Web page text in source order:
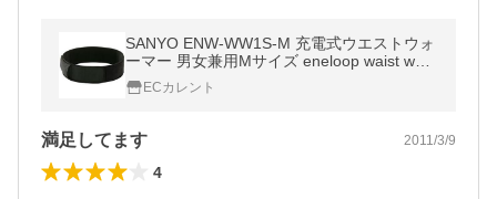
SANYO ENW-WW1S-M 充電式ウエストウォ
ーマー 男女兼用Mサイズ eneloop waist war
merECカレント
満足してます 2011/3/9
4